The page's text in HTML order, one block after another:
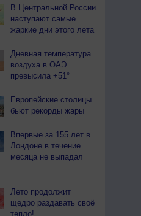
В Центральной России
наступают самые
жаркие дни этого лета
Дневная температура
воздуха в ОАЭ
превысила +51°
Европейские столицы
бьют рекорды жары
Впервые за 155 лет в
Лондоне в течение
месяца не выпадал
Лето продолжит
щедро раздавать своё
тепло!